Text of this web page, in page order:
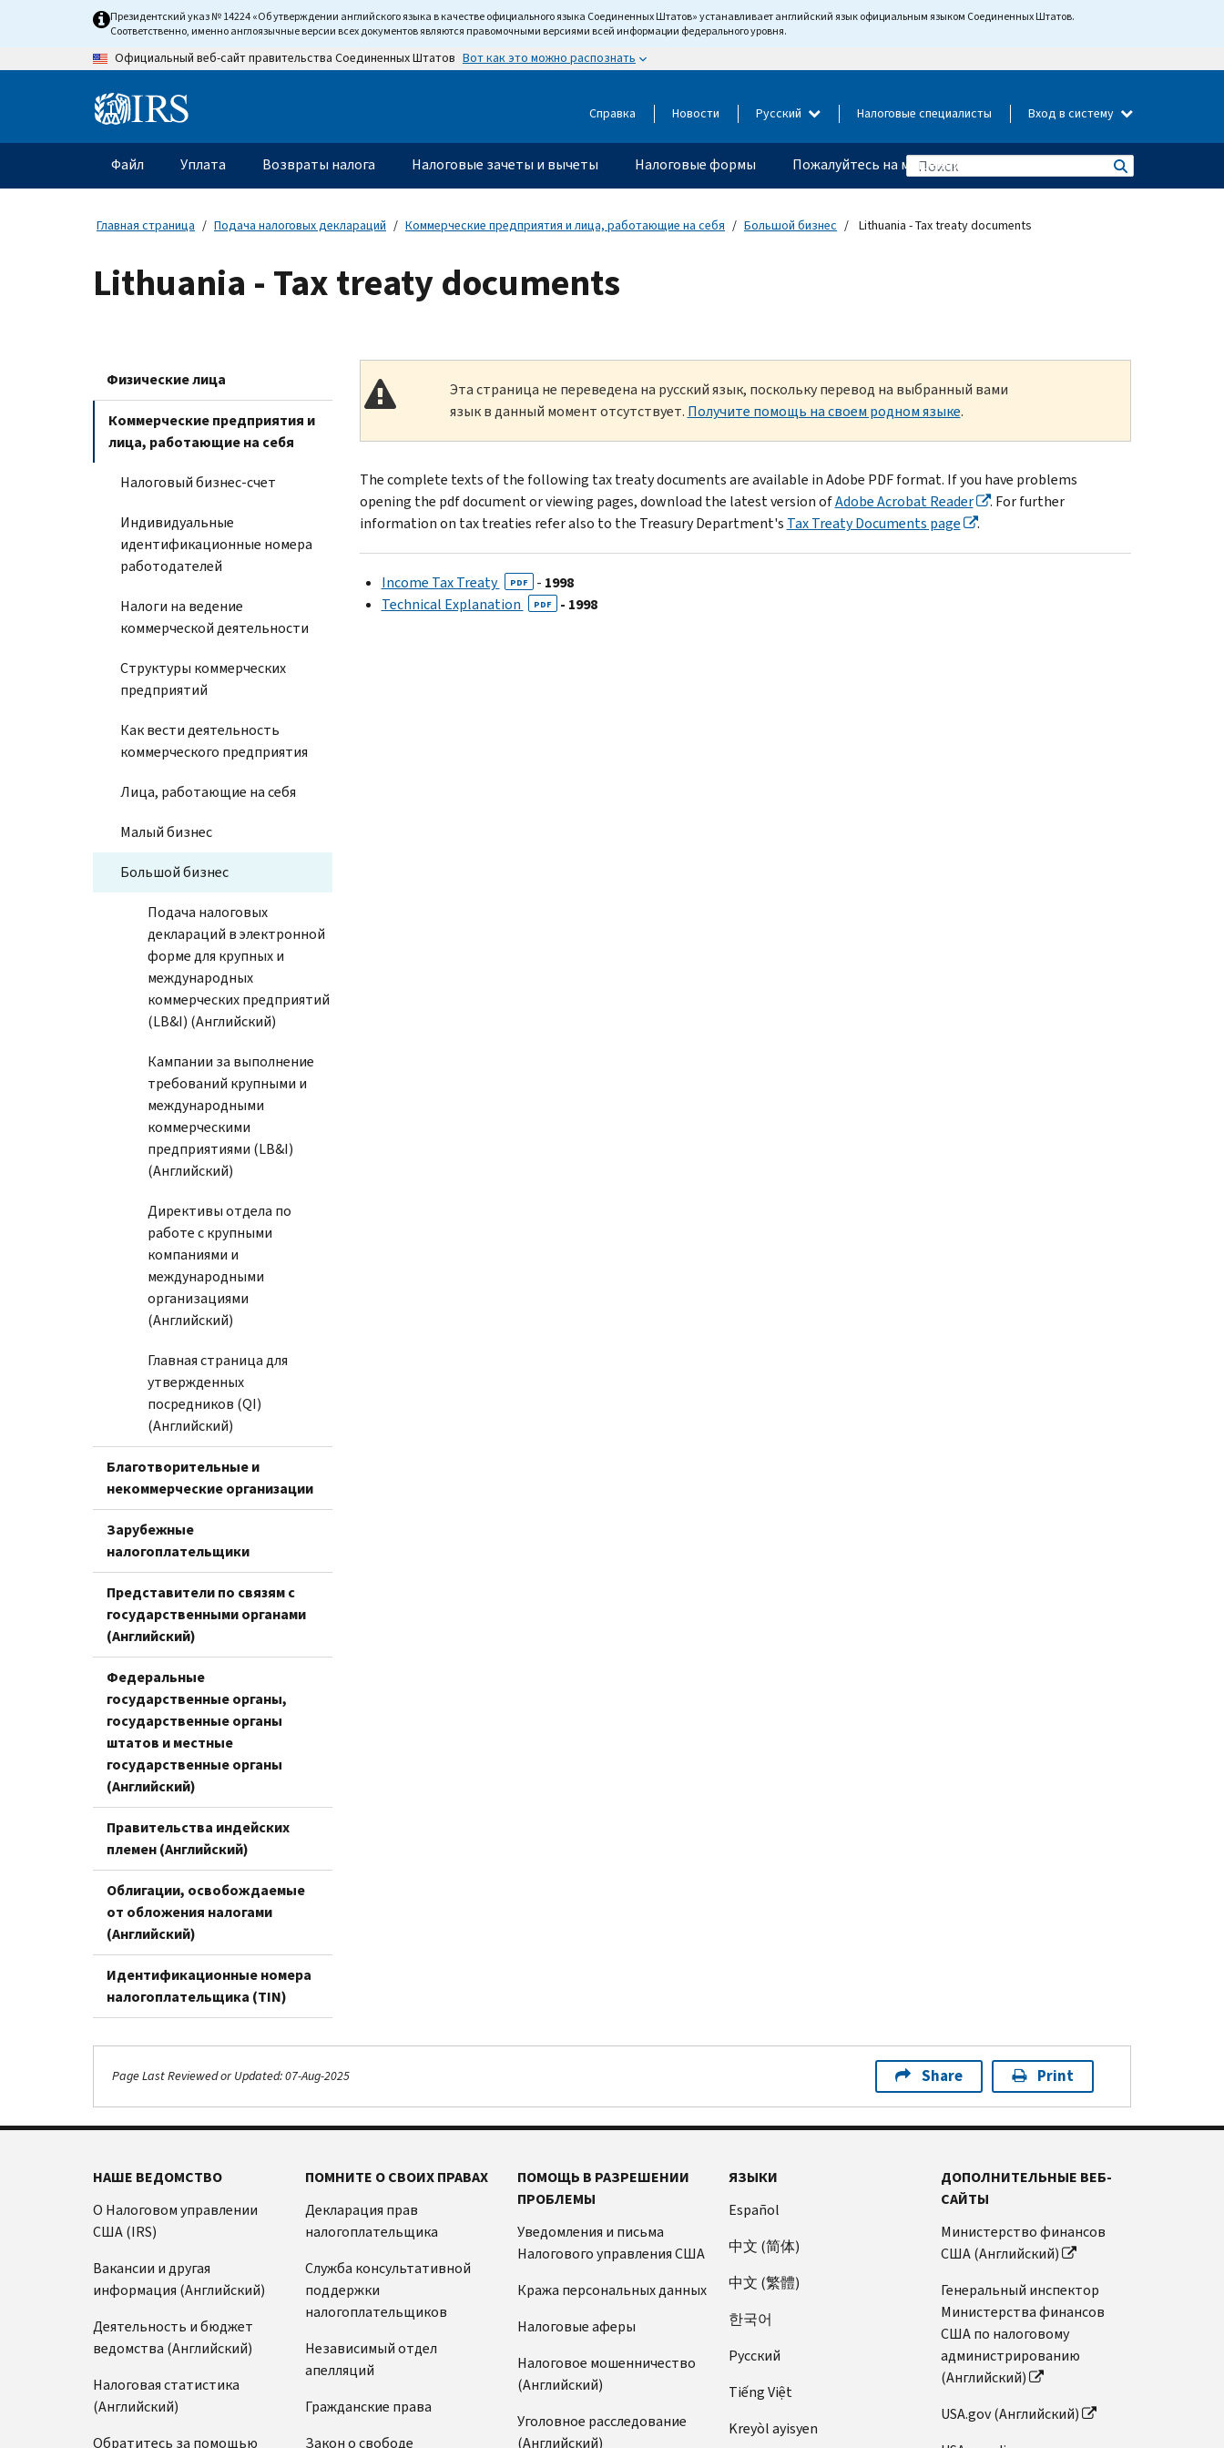
content
Президентский указ № 14224 «Об утверждении английского языка в качестве официального языка Соединенных Штатов» устанавливает английский язык официальным языком Соединенных Штатов.
Соответственно, именно англоязычные версии всех документов являются правомочными версиями всей информации федерального уровня.
Официальный веб-сайт правительства Соединенных Штатов Вот как это можно распознать
Information Справка Новости Русский Налоговые специалисты Вход в систему
Главное
меню
Файл Уплата Возвраты налога Налоговые зачеты и вычеты Налоговые формы Пожалуйтесь на мошенничество
Главная страница Подача налоговых деклараций Коммерческие предприятия и лица, работающие на себя Большой бизнес Lithuania - Tax treaty documents
Lithuania - Tax treaty documents
Физические лица
Коммерческие предприятия и
лица, работающие на себя
Налоговый бизнес-счет
Индивидуальные
идентификационные номера
работодателей
Налоги на ведение
коммерческой деятельности
Структуры коммерческих
предприятий
Как вести деятельность
коммерческого предприятия
Лица, работающие на себя
Малый бизнес
Большой бизнес
Подача налоговых
деклараций в электронной
форме для крупных и
международных
коммерческих предприятий
(LB&I) (Английский)
Кампании за выполнение
требований крупными и
международными
коммерческими
предприятиями (LB&I)
(Английский)
Директивы отдела по
работе с крупными
компаниями и
международными
организациями
(Английский)
Главная страница для
утвержденных
посредников (QI)
(Английский)
Благотворительные и
некоммерческие организации
Зарубежные
налогоплательщики
Представители по связям с
государственными органами
(Английский)
Федеральные
государственные органы,
государственные органы
штатов и местные
государственные органы
(Английский)
Правительства индейских
племен (Английский)
Облигации, освобождаемые
от обложения налогами
(Английский)
Идентификационные номера
налогоплательщика (TIN)
Эта страница не переведена на русский язык, поскольку перевод на выбранный вами
язык в данный момент отсутствует. Получите помощь на своем родном языке.
The complete texts of the following tax treaty documents are available in Adobe PDF format. If you have problems
opening the pdf document or viewing pages, download the latest version ofAdobe Acrobat Reader
. For further
information on tax treaties refer also to the Treasury Department's Tax Treaty Documents page .
Income Tax Treaty PDF - 1998
Technical Explanation
PDF - 1998
Page Last Reviewed or Updated: 07-Aug-2025 Share Print
НАШЕ ВЕДОМСТВО
О Налоговом управлении
США (IRS)
Вакансии и другая
информация (Английский)
Деятельность и бюджет
ведомства (Английский)
Налоговая статистика
(Английский)
Обратитесь за помощью
ПОМНИТЕ О СВОИХ ПРАВАХ
Декларация прав
налогоплательщика
Служба консультативной
поддержки
налогоплательщиков
Независимый отдел
апелляций
Гражданские права
Закон о свободе
ПОМОЩЬ В РАЗРЕШЕНИИ
ПРОБЛЕМЫ
Уведомления и письма
Налогового управления США
Кража персональных данных
Налоговые аферы
Налоговое мошенничество
(Английский)
Уголовное расследование
(Английский)
ЯЗЫКИ
Español
中文 (简体)
中文 (繁體)
한국어
Pусский
Tiếng Việt
Kreyòl ayisyen
ДОПОЛНИТЕЛЬНЫЕ ВЕБ-
САЙТЫ
Министерство финансов
США (Английский)
Генеральный инспектор
Министерства финансов
США по налоговому
администрированию
(Английский)
USA.gov (Английский)